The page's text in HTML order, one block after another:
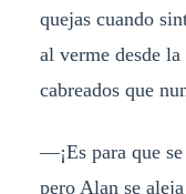
quejas cuando
al verme desde
cabreados que
—¡Es para que
pero Alan se